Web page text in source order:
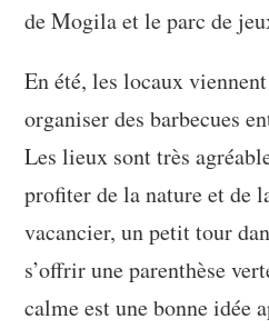
de Mogila et le parc de
En été, les locaux
organiser des barbecues
Les lieux sont très
profiter de la nature et de
vacancier, un petit tour
s’offrir une parenthèse
calme est une bonne idée